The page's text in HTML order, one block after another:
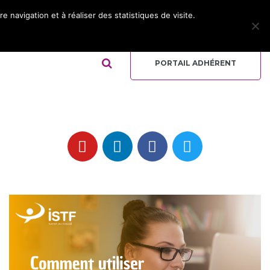
ADHÉRER REJOIGNEZ L’ÉQUIPE QUI-SOMMES NOUS ?
PORTAIL ADHÉRENT
navigation et à réaliser des statistiques de visite.